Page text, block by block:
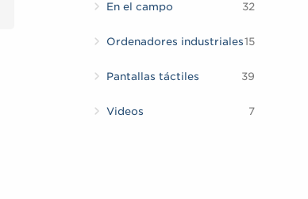
En el campo
32
Ordenadores industriales15
Pantallas táctiles 39
Videos 7